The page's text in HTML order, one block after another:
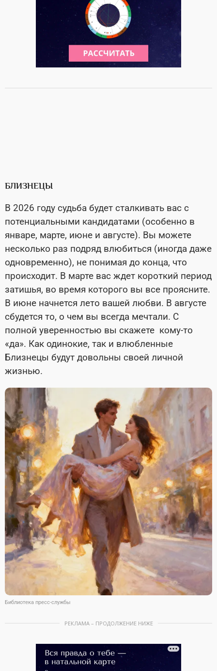
БЛИЗНЕЦЫ
В 2026 году судьба будет сталкивать вас с
потенциальными кандидатами (особенно в
январе, марте, июне и августе). Вы можете
несколько раз подряд влюбиться (иногда даже
одновременно), не понимая до конца, что
происходит. В марте вас ждет короткий период
затишья, во время которого вы все проясните.
В июне начнется лето вашей любви. В августе
сбудется то, о чем вы всегда мечтали. С
полной уверенностью вы скажете кому-то
«да». Как одинокие, так и влюбленные
Близнецы будут довольны своей личной
жизнью.
Библиотека пресс-службы
РЕКЛАМА – ПРОДОЛЖЕНИЕ НИЖЕ